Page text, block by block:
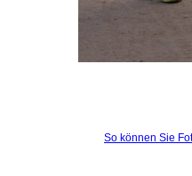
So können Sie